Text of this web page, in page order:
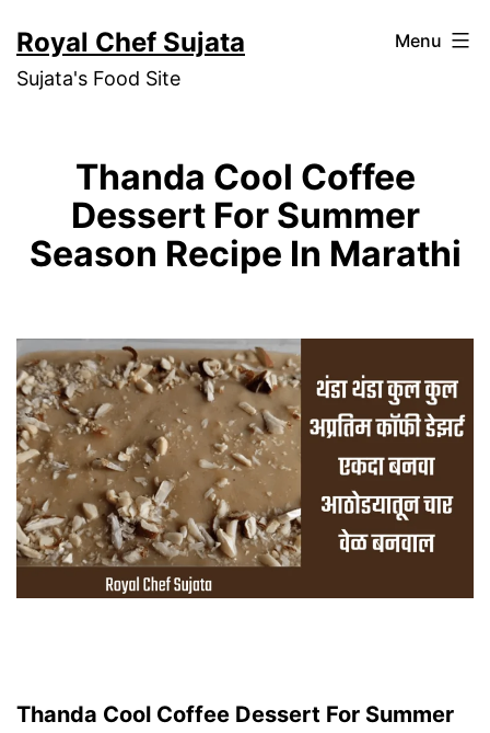
to
content
Royal Chef Sujata
Sujata's Food Site
Menu
Thanda Cool Coffee
Dessert For Summer
Season Recipe In Marathi
Thanda Cool Coffee Dessert For Summer